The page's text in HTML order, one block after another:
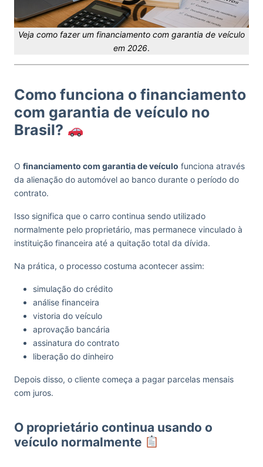
Veja como fazer um financiamento com garantia de veículo
em 2026.
Como funciona o financiamento
com garantia de veículo no
Brasil?
O financiamento com garantia de veículo funciona através
da alienação do automóvel ao banco durante o período do
contrato.
Isso significa que o carro continua sendo utilizado
normalmente pelo proprietário, mas permanece vinculado à
instituição financeira até a quitação total da dívida.
Na prática, o processo costuma acontecer assim:
simulação do crédito
análise financeira
vistoria do veículo
aprovação bancária
assinatura do contrato
liberação do dinheiro
Depois disso, o cliente começa a pagar parcelas mensais
com juros.
O proprietário continua usando o
veículo normalmente